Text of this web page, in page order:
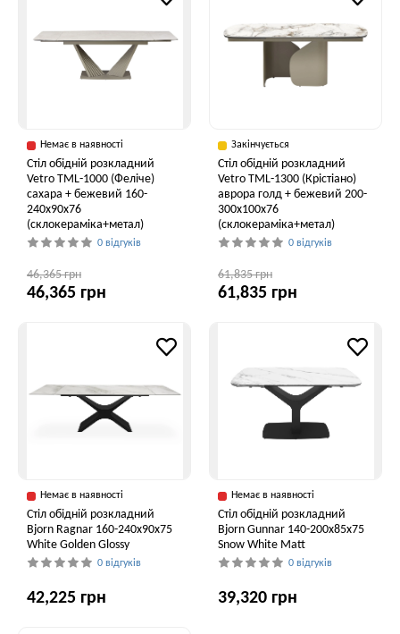
Немає в наявності
Стіл обідній розкладний
Vetro ТМL-1000 (Феліче)
сахара + бежевий 160-
240x90x76
(склокераміка+метал)
0 відгуків
46,365 грн
46,365 грн
Закінчується
Стіл обідній розкладний
Vetro TML-1300 (Крістіано)
аврора голд + бежевий 200-
300x100x76
(склокераміка+метал)
0 відгуків
61,835 грн
61,835 грн
Немає в наявності
Стіл обідній розкладний
Bjorn Ragnar 160-240х90х75
White Golden Glossy
0 відгуків
42,225 грн
Немає в наявності
Стіл обідній розкладний
Bjorn Gunnar 140-200х85х75
Snow White Matt
0 відгуків
39,320 грн